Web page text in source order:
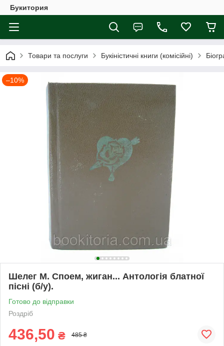
Букитория
Товари та послуги Букіністичні книги (комісійні)
–10%
Шелег М. Споем, жиган... Антологія блатної
пісні (б/у).
Готово до відправки
Роздріб
436,50 ₴ 485 ₴